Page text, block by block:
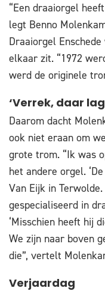
“Een draaiorgel
legt Benno
Draaiorgel
elkaar zit. “1972
werd de originele
‘Verrek, daar lag
Daarom dacht
ook niet eraan om
grote trom. “Ik was
het andere orgel.
Van Eijk in
gespecialiseerd in
‘Misschien heeft hij
We zijn naar boven
die”, vertelt
Verjaardag